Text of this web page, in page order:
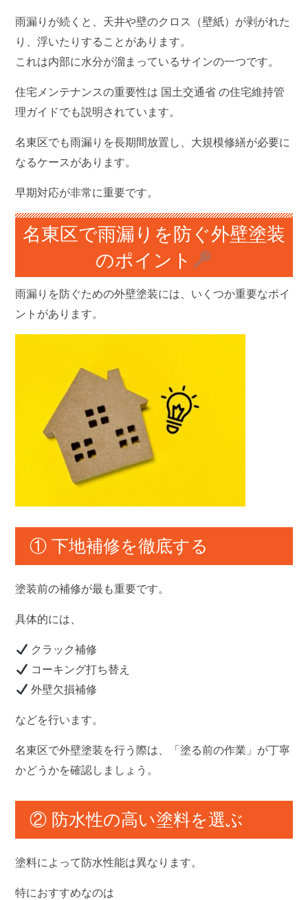
雨漏りが続くと、天井や壁のクロス（壁紙）が剥がれた
り、浮いたりすることがあります。
これは内部に水分が溜まっているサインの一つです。
住宅メンテナンスの重要性は 国土交通省 の住宅維持管
理ガイドでも説明されています。
名東区でも雨漏りを長期間放置し、大規模修繕が必要に
なるケースがあります。
早期対応が非常に重要です。
名東区で雨漏りを防ぐ外壁塗装
のポイント
雨漏りを防ぐための外壁塗装には、いくつか重要なポイ
ントがあります。
① 下地補修を徹底する
塗装前の補修が最も重要です。
具体的には、
クラック補修
コーキング打ち替え
外壁欠損補修
などを行います。
名東区で外壁塗装を行う際は、「塗る前の作業」が丁寧
かどうかを確認しましょう。
② 防水性の高い塗料を選ぶ
塗料によって防水性能は異なります。
特におすすめなのは